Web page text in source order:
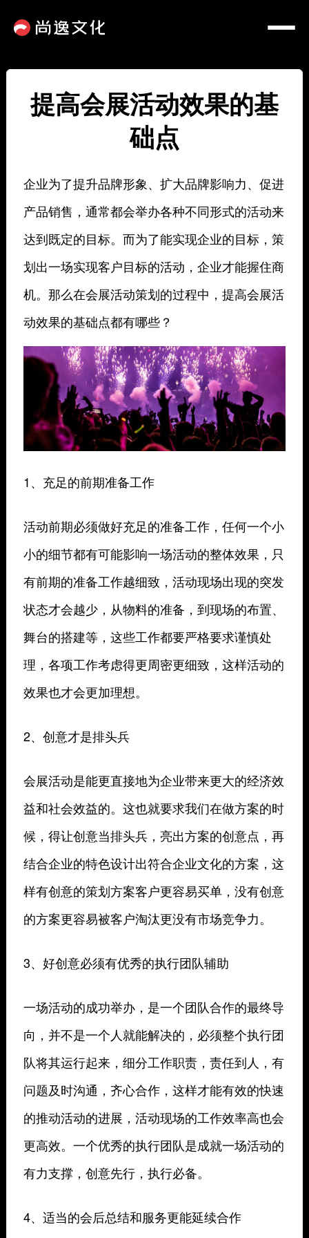
提高会展活动效果的基
础点
企业为了提升品牌形象、扩大品牌影响力、促进
产品销售，通常都会举办各种不同形式的活动来
达到既定的目标。而为了能实现企业的目标，策
划出一场实现客户目标的活动，企业才能握住商
机。那么在会展活动策划的过程中，提高会展活
动效果的基础点都有哪些？
1、充足的前期准备工作
活动前期必须做好充足的准备工作，任何一个小
小的细节都有可能影响一场活动的整体效果，只
有前期的准备工作越细致，活动现场出现的突发
状态才会越少，从物料的准备，到现场的布置、
舞台的搭建等，这些工作都要严格要求谨慎处
理，各项工作考虑得更周密更细致，这样活动的
效果也才会更加理想。
2、创意才是排头兵
会展活动是能更直接地为企业带来更大的经济效
益和社会效益的。这也就要求我们在做方案的时
候，得让创意当排头兵，亮出方案的创意点，再
结合企业的特色设计出符合企业文化的方案，这
样有创意的策划方案客户更容易买单，没有创意
的方案更容易被客户淘汰更没有市场竞争力。
3、好创意必须有优秀的执行团队辅助
一场活动的成功举办，是一个团队合作的最终导
向，并不是一个人就能解决的，必须整个执行团
队将其运行起来，细分工作职责，责任到人，有
问题及时沟通，齐心合作，这样才能有效的快速
的推动活动的进展，活动现场的工作效率高也会
更高效。一个优秀的执行团队是成就一场活动的
有力支撑，创意先行，执行必备。
4、适当的会后总结和服务更能延续合作